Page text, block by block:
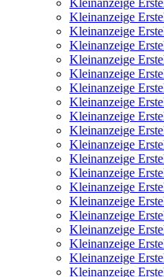
Kleinanzeige
Kleinanzeige
Kleinanzeige
Kleinanzeige
Kleinanzeige
Kleinanzeige
Kleinanzeige
Kleinanzeige
Kleinanzeige
Kleinanzeige
Kleinanzeige
Kleinanzeige
Kleinanzeige
Kleinanzeige
Kleinanzeige
Kleinanzeige
Kleinanzeige
Kleinanzeige
Kleinanzeige